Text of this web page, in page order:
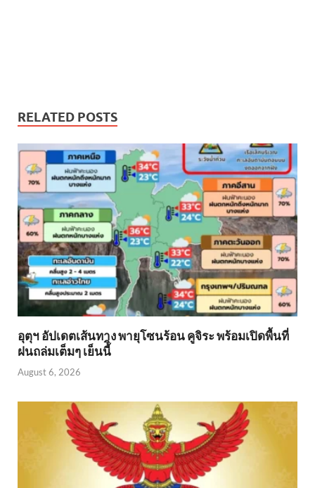
RELATED POSTS
อุตุฯ อัปเดตเส้นทาง พายุโซนร้อน คูจิระ พร้อมเปิดพื้นที่
ฝนถล่มเต็มๆ เย็นนี้ิ
August 6, 2026